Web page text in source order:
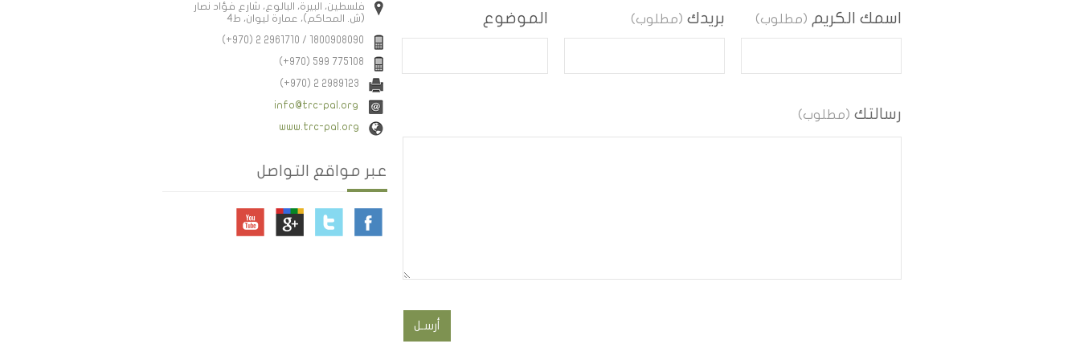
اسمك الكريم (مطلوب) بريدك (مطلوب) الموضوع
رسالتك (مطلوب)
فلسطين، البيرة، البالوع، شارع فؤاد نصار
(ش. المحاكم)، عمارة ليوان، ط4
(+970) 2 2961710 / 1800908090
(+970) 599 775108
(+970) 2 2989123
info@trc-pal.org
www.trc-pal.org
عبر مواقع التواصل